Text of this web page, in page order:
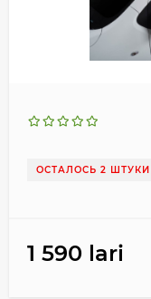
ОСТАЛОСЬ 2 ШТУКИ
1 590 lari